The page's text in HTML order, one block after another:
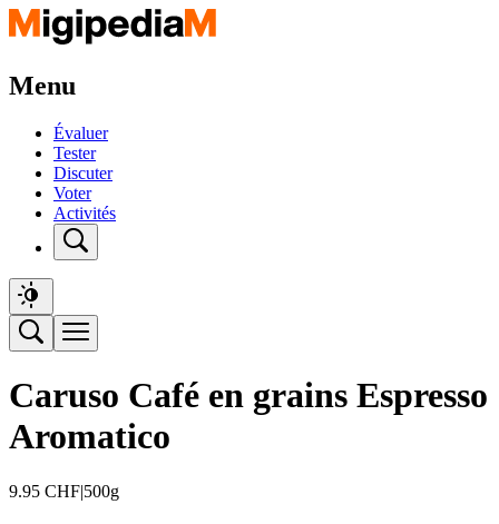
Menu
Évaluer
Tester
Discuter
Voter
Activités
Caruso Café en grains Espresso
Aromatico
9.95 CHF|500g